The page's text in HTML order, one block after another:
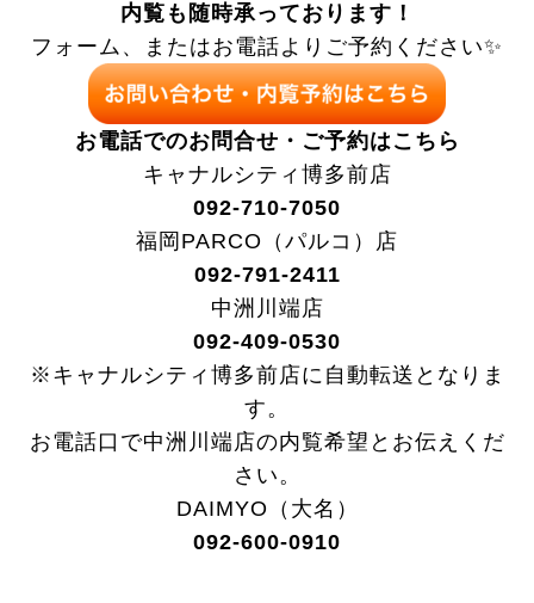
内覧も随時承っております！
フォーム、またはお電話よりご予約ください✨
お電話でのお問合せ・ご予約はこちら
キャナルシティ博多前店
092-710-7050
福岡PARCO（パルコ）店
092-791-2411
中洲川端店
092-409-0530
※キャナルシティ博多前店に自動転送となりま
す。
お電話口で中洲川端店の内覧希望とお伝えくだ
さい。
DAIMYO（大名）
092-600-0910